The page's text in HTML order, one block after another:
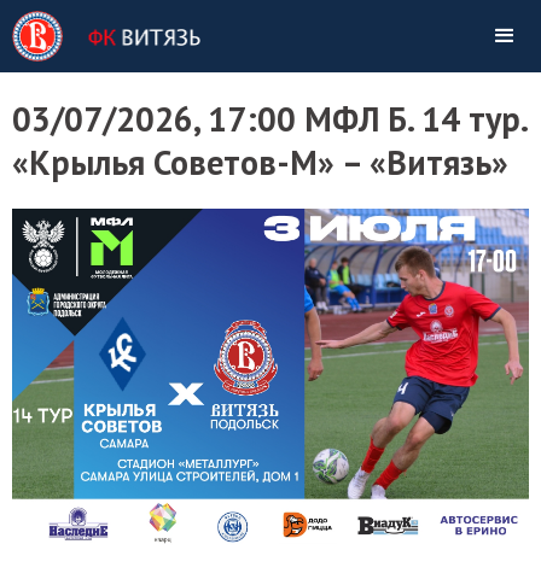
03/07/2026, 17:00 МФЛ Б. 14 тур.
«Крылья Советов-М» – «Витязь»